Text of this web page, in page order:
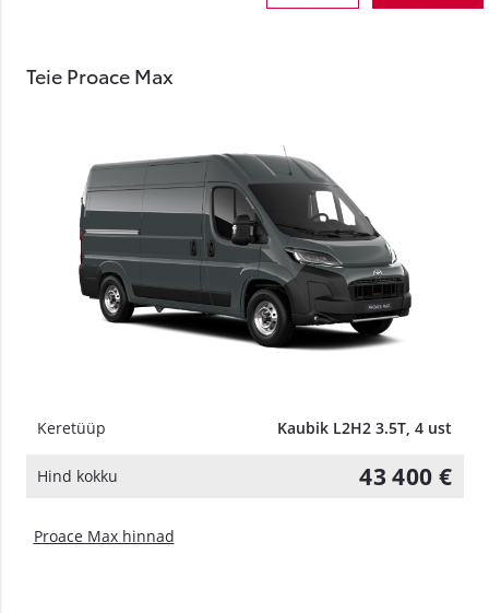
Teie Proace Max
Keretüüp Kaubik L2H2 3.5T, 4 ust
Hind kokku 43 400 €
Proace Max hinnad